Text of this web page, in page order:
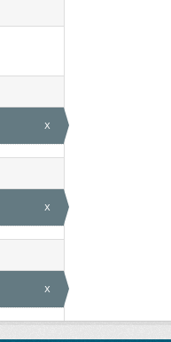
x
x
x